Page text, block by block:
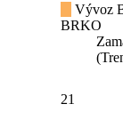
Vývoz
BRKO
21